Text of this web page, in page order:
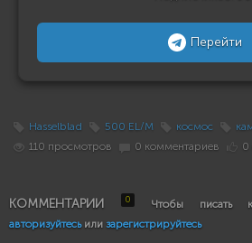
Перейти
Hasselblad 500 EL/M космос
110 просмотров
0 комментариев 0
КОММЕНТАРИИ 0
Чтобы писать
авторизуйтесьили зарегистрируйтесь